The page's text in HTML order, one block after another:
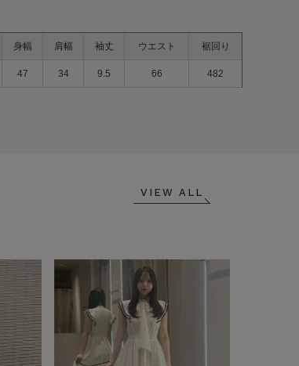
身幅 肩幅 袖丈 ウエスト 裾回り
47 34 9.5 66 482
VIEW ALL